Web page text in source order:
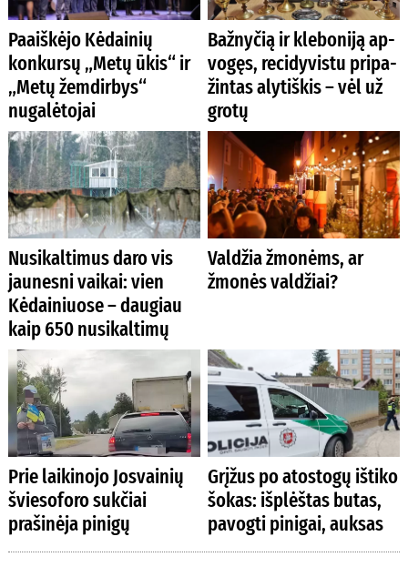
Paaiškėjo Kėdainių
konkursų „Metų ūkis“ ir
„Metų žemdirbys“
nugalėtojai
Baž­ny­čią ir kle­bo­ni­ją ap­
vo­gęs, re­ci­dy­vis­tu pri­pa­
žin­tas aly­tiš­kis – vėl už
gro­tų
Nusikaltimus daro vis
jaunesni vaikai: vien
Kėdainiuose – daugiau
kaip 650 nusikaltimų
Valdžia žmonėms, ar
žmonės valdžiai?
Prie laikinojo Josvainių
šviesoforo sukčiai
prašinėja pinigų
Grįžus po atostogų ištiko
šokas: išplėštas butas,
pavogti pinigai, auksas